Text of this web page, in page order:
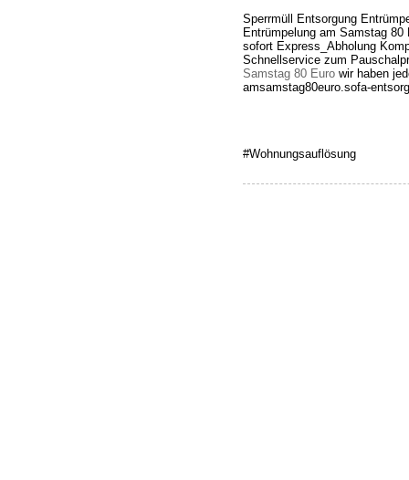
Sperrmüll Entsorgung
Entrümpelung am Samstag
sofort Express_Abholung
Schnellservice zum
Samstag 80 Euro wir haben
amsamstag80euro.sofa-
#Wohnungsauflösung